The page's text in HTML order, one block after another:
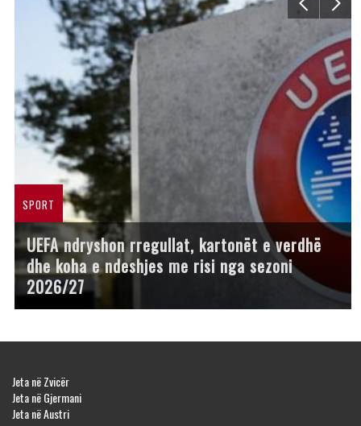
SPORT
UEFA ndryshon rregullat, kartonët e verdhë
dhe koha e ndeshjes me risi nga sezoni
2026/27
Jeta në Zvicër
Jeta në Gjermani
Jeta në Austri